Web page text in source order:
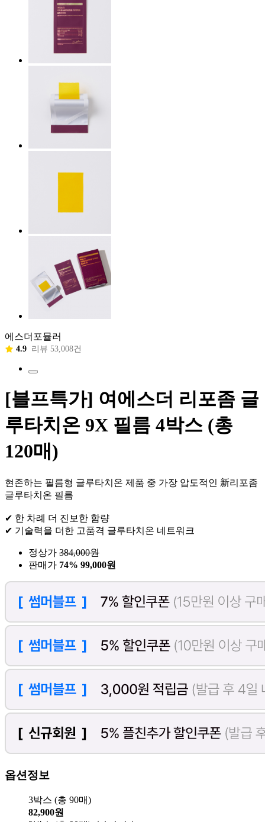
에스더포뮬러
4.9 리뷰 53,008건
[블프특가] 여에스더 리포좀 글
루타치온 9X 필름 4박스 (총
120매)
현존하는 필름형 글루타치온 제품 중 가장 압도적인 新리포좀
글루타치온 필름
✔ 한 차례 더 진보한 함량
✔ 기술력을 더한 고품격 글루타치온 네트워크
정상가 384,000원
판매가 74% 99,000원
옵션정보
3박스 (총 90매)
82,900원